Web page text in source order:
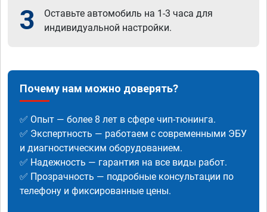
3
Оставьте автомобиль на 1-3 часа для
индивидуальной настройки.
Почему нам можно доверять?
✅ Опыт — более 8 лет в сфере чип-тюнинга.
✅ Экспертность — работаем с современными ЭБУ
и диагностическим оборудованием.
✅ Надежность — гарантия на все виды работ.
✅ Прозрачность — подробные консультации по
телефону и фиксированные цены.